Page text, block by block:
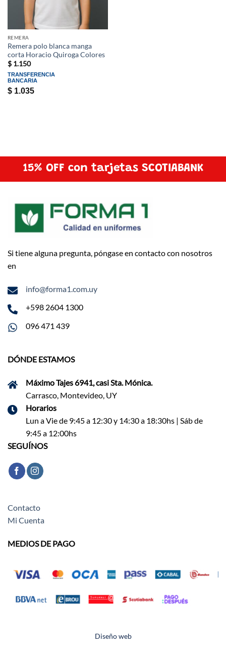
REMERA
Remera polo blanca manga
corta Horacio Quiroga Colores
$1.150
TRANSFERENCIA
BANCARIA
$1.035
15% OFF con tarjetas SCOTIABANK
Si tiene alguna pregunta, póngase en contacto con nosotros
en
info@forma1.com.uy
+598 2604 1300
096 471 439
DÓNDE ESTAMOS
Máximo Tajes 6941, casi Sta. Mónica.
Carrasco, Montevideo, UY
Horarios
Lun a Vie de 9:45 a 12:30 y 14:30 a 18:30hs | Sáb de
9:45 a 12:00hs
SEGUÍNOS
Contacto
Mi Cuenta
MEDIOS DE PAGO
Diseño web